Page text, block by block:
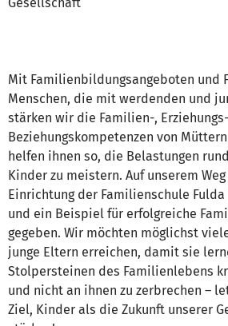
Mit Familienbildungsangeboten und
Menschen, die mit werdenden und
stärken wir die Familien-,
Beziehungskompetenzen von
helfen ihnen so, die Belastungen
Kinder zu meistern. Auf unserem
Einrichtung der Familienschule
und ein Beispiel für erfolgreiche
gegeben. Wir möchten möglichst
junge Eltern erreichen, damit sie
Stolpersteinen des Familienlebens
und nicht an ihnen zu zerbrechen –
Ziel, Kinder als die Zukunft unserer